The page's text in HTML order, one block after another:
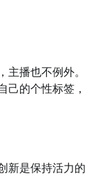
主播也不例外。
己的个性标签，
新是保持活力的